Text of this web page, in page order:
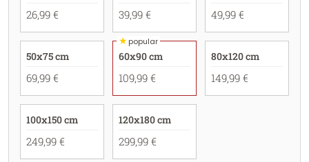
26,99 € 39,99 € 49,99 €
50x75 cm
69,99 €
★popular
60x90 cm
109,99 €
80x120 cm
149,99 €
100x150 cm
249,99 €
120x180 cm
299,99 €